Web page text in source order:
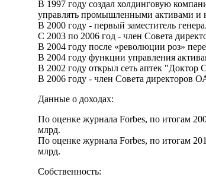
В 1997 году создал холдинговую
управлять промышленными активами и
В 2000 году - первый заместитель
С 2003 по 2006 год - член Совета
В 2004 году после «революции роз»
В 2004 году функции управления
В 2002 году открыл сеть аптек "Доктор
В 2006 году - член Совета директоров
Данные о доходах:
По оценке журнала Forbes, по итогам
млрд.
По оценке журнала Forbes, по итогам
млрд.
Собственность: